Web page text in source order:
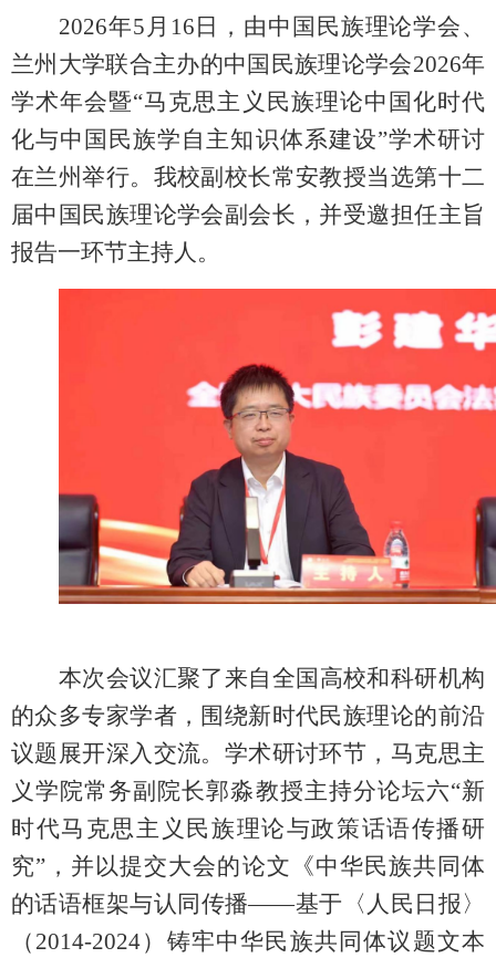
2026年5月16日，由中国民族理论学会、
兰州大学联合主办的中国民族理论学会2026年
学术年会暨“马克思主义民族理论中国化时代
化与中国民族学自主知识体系建设”学术研讨
在兰州举行。我校副校长常安教授当选第十二
届中国民族理论学会副会长，并受邀担任主旨
报告一环节主持人 。
本次会议汇聚了来自全国高校和科研机构
的众多专家学者，围绕新时代民族理论的前沿
议题展开深入交流。 学术研讨环节 ， 马克思主
义学院常务副院长郭淼教授主持分论坛六“新
时代马克思主义民族理论与政策话语传播研
究” ，并以提交大会的论文 《中华民族共同体
的话语框架与认同传播——基于〈人民日报〉
（2014-2024）铸牢中华民族共同体议题文本